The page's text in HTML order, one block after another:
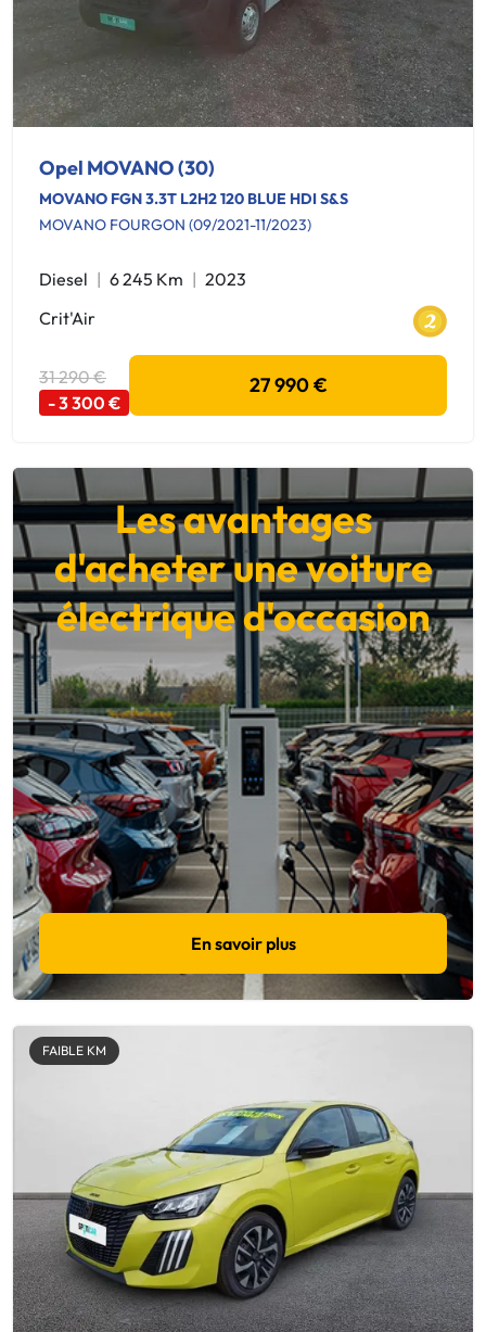
Opel MOVANO (30)
MOVANO FGN 3.3T L2H2 120 BLUE HDI S&S
MOVANO FOURGON (09/2021-11/2023)
Diesel 6 245 Km
2023
Crit'Air
31 290 €
- 3 300 €
27 990 €
Les avantages
d'acheter une voiture
électrique d'occasion
En savoir plus
FAIBLE KM